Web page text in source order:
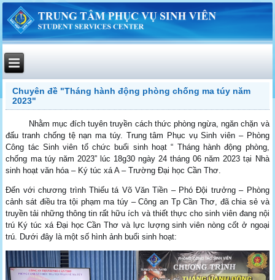
Chuyên đề "Tháng hành động phòng chống ma túy năm
2023"
Nhằm mục đích tuyên truyền cách thức phòng ngừa, ngăn chặn và
đấu tranh chống tệ nạn ma túy. Trung tâm Phục vụ Sinh viên – Phòng
Công tác Sinh viên tổ chức buổi sinh hoạt “ Tháng hành động phòng,
chống ma túy năm 2023” lúc 18g30 ngày 24 tháng 06 năm 2023 tại Nhà
sinh hoạt văn hóa – Ký túc xá A – Trường Đại học Cần Thơ.
Đến với chương trình Thiếu tá Võ Văn Tiền – Phó Đội trưởng – Phòng
cảnh sát điều tra tội phạm ma túy – Công an Tp Cần Thơ, đã chia sẻ và
truyền tải những thông tin rất hữu ích và thiết thực cho sinh viên đang nội
trú Ký túc xá Đại học Cần Thơ và lực lượng sinh viên nòng cốt ở ngoại
trú. Dưới đây là một số hình ảnh buổi sinh hoạt: